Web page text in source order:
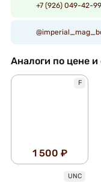
+7 (926) 049-42-99
Аналоги по цене и
F
1 500 ₽
UNC